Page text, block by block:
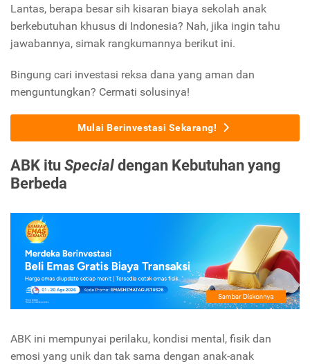
Lantas, berapa besar sih kisaran biaya sekolah anak
berkebutuhan khusus di Indonesia? Nah, jika ingin tahu
jawabannya, simak rangkumannya berikut ini.
Bingung cari investasi reksa dana yang aman dan
menguntungkan? Cermati solusinya!
Mulai Berinvestasi Sekarang!
ABK ituSpecialdengan Kebutuhan yang
Berbeda
ABK ini mempunyai perilaku, kondisi mental, fisik dan
emosi yang unik dan tak sama dengan anak-anak